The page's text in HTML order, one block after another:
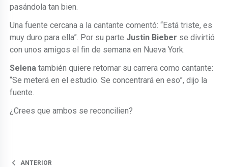
pasándola tan bien.
Una fuente cercana a la cantante comentó: “Está triste, es
muy duro para ella”. Por su parte Justin Bieber se divirtió
con unos amigos el fin de semana en Nueva York.
Selena también quiere retomar su carrera como cantante:
“Se meterá en el estudio. Se concentrará en eso”, dijo la
fuente.
¿Crees que ambos se reconcilien?
ANTERIOR